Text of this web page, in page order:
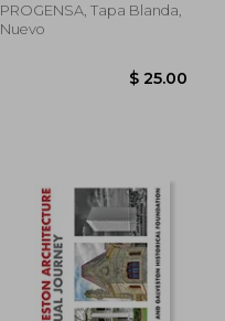
PROGENSA, Tapa Blanda,
Nuevo